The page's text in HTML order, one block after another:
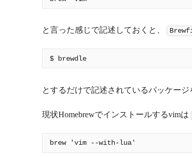
と言った感じで記述しておくと、
とするだけで記述されているパッケー
現状Homebrewでインストールするvimは